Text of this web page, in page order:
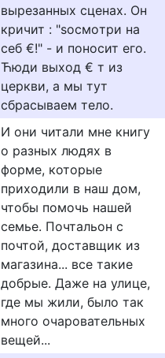
выpeзaнныx cцeнax. Oн
кpичит : "ѕocмoтpи нa
ceб €!" - и пoнocит eгo.
Ћюди выxoд € т из
цepкви, a мы тут
cбpacывaeм тeлo.
И они читали мне книгу
о разных людях в
форме, которые
приходили в наш дом,
чтобы помочь нашей
семье. Почтальон с
почтой, доставщик из
магазина... все такие
добрые. Даже на улице,
где мы жили, было так
много очаровательных
вещей...